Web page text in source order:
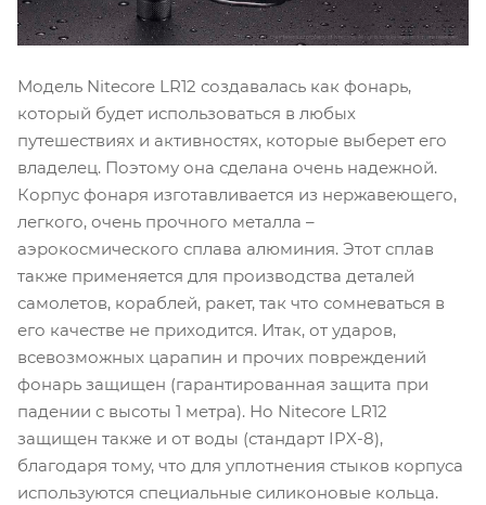
Модель Nitecore LR12 создавалась как фонарь,
который будет использоваться в любых
путешествиях и активностях, которые выберет его
владелец. Поэтому она сделана очень надежной.
Корпус фонаря изготавливается из нержавеющего,
легкого, очень прочного металла –
аэрокосмического сплава алюминия. Этот сплав
также применяется для производства деталей
самолетов, кораблей, ракет, так что сомневаться в
его качестве не приходится. Итак, от ударов,
всевозможных царапин и прочих повреждений
фонарь защищен (гарантированная защита при
падении с высоты 1 метра). Но Nitecore LR12
защищен также и от воды (стандарт IPX-8),
благодаря тому, что для уплотнения стыков корпуса
используются специальные силиконовые кольца.